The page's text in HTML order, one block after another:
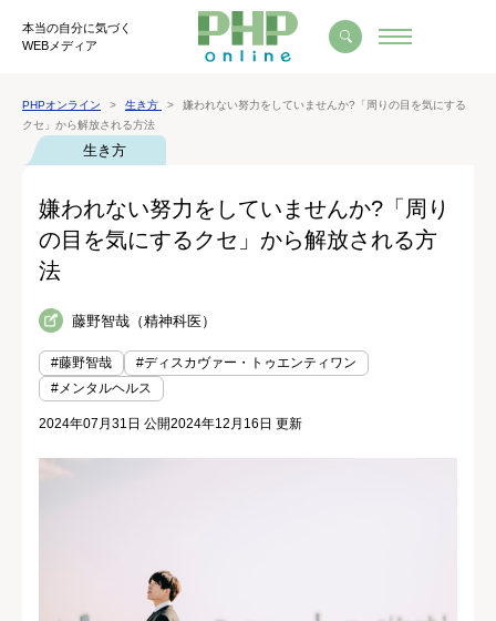
本当の自分に気づく
WEBメディア
PHPオンライン 生き方
嫌われない努力をしていませんか?「周りの目を気にする
クセ」から解放される方法
生き方
嫌われない努力をしていませんか?「周り
の目を気にするクセ」から解放される方
法
藤野智哉（精神科医）
#藤野智哉
#ディスカヴァー・トゥエンティワン
#メンタルヘルス
2024年07月31日 公開2024年12月16日 更新